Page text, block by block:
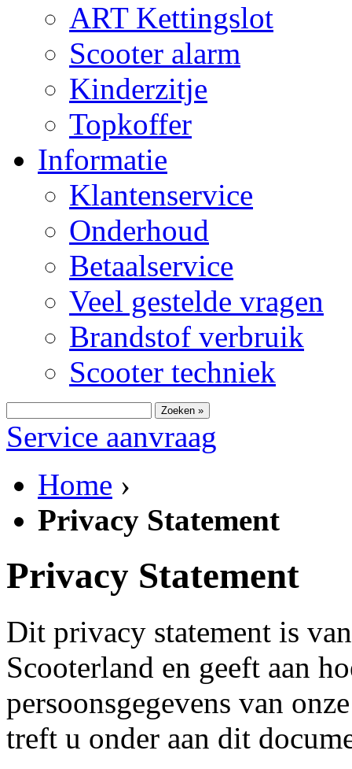
ART Kettingslot
Scooter alarm
Kinderzitje
Topkoffer
Informatie
Klantenservice
Onderhoud
Betaalservice
Veel gestelde vragen
Brandstof verbruik
Scooter techniek
Zoeken »
Service aanvraag
Home ›
Privacy Statement
Privacy Statement
Dit privacy statement is
Scooterland en geeft aan
persoonsgegevens van
treft u onder aan dit